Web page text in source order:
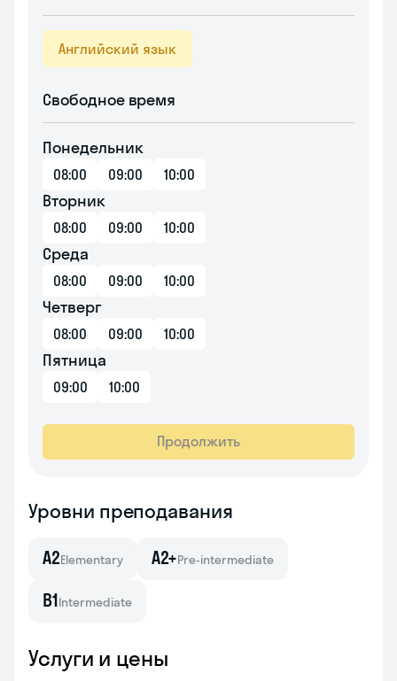
Английский язык
Свободное время
Понедельник
08:00 09:00 10:00
Вторник
08:00 09:00 10:00
Среда
08:00 09:00 10:00
Четверг
08:00 09:00 10:00
Пятница
09:00 10:00
Продолжить
Уровни преподавания
A2Elementary A2+Pre-intermediate
B1Intermediate
Услуги и цены